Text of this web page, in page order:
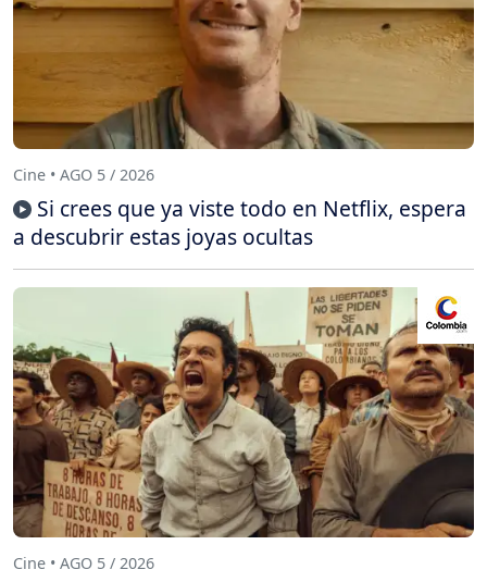
Cine • AGO 5 / 2026
Si crees que ya viste todo en Netflix, espera
a descubrir estas joyas ocultas
Cine • AGO 5 / 2026